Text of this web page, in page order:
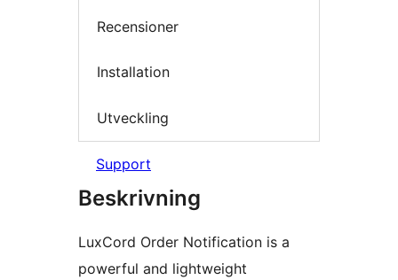
Recensioner
Installation
Utveckling
Support
Beskrivning
LuxCord Order Notification is a
powerful and lightweight